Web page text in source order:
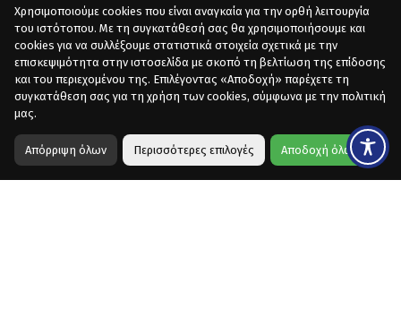
Χρησιμοποιούμε cookies που είναι αναγκαία για την ορθή λειτουργία
του ιστότοπου. Με τη συγκατάθεσή σας θα χρησιμοποιήσουμε και
cookies για να συλλέξουμε στατιστικά στοιχεία σχετικά με την
επισκεψιμότητα στην ιστοσελίδα με σκοπό τη βελτίωση της επίδοσης
και του περιεχομένου της. Επιλέγοντας «Αποδοχή» παρέχετε τη
συγκατάθεση σας για τη χρήση των cookies, σύμφωνα με την πολιτική
μας.
Απόρριψη όλων Περισσότερες επιλογές Αποδοχή όλων